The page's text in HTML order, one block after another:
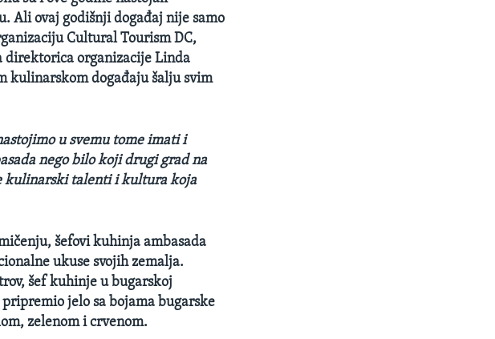
Ali ovaj godišnji događaj nije samo
Cultural Tourism DC,
organizacije Linda
kulinarskom događaju šalju svim
u svemu tome imati i
nego bilo koji drugi grad na
kulinarski talenti i kultura koja
šefovi kuhinja ambasada
ukuse svojih zemalja.
šef kuhinje u bugarskoj
jelo sa bojama bugarske
zelenom i crvenom.